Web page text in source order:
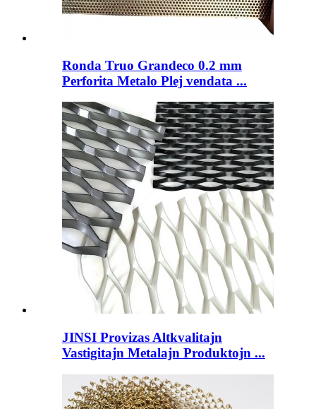
Ronda Truo Grandeco 0.2 mm
Perforita Metalo Plej vendata ...
JINSI Provizas Altkvalitajn
Vastigitajn Metalajn Produktojn ...